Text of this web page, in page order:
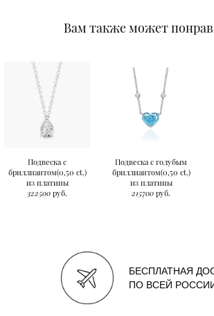
Вам также может
Подвеска с
бриллиантом(0,50 ct.)
из платины
322500 руб.
Подвеска с голубым
бриллиантом(0,50 ct.)
из платины
215700 руб.
БЕСПЛАТНАЯ
ПО ВСЕЙ